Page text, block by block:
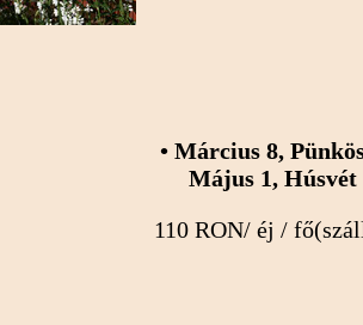
• Március 8,
Május 1, Húsvét
110 RON/ éj /